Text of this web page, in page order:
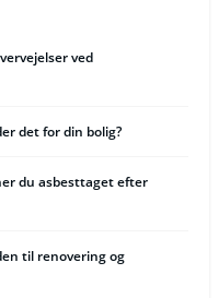
ved
det for din bolig?
du asbesttaget efter
til renovering og